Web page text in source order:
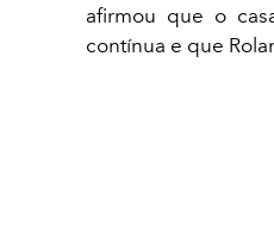
afirmou que o
contínua e que